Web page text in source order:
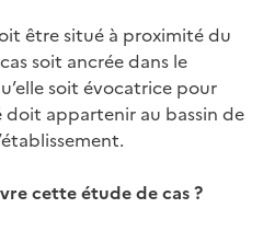
être situé à proximité du
soit ancrée dans le
soit évocatrice pour
doit appartenir au bassin de
cette étude de cas ?